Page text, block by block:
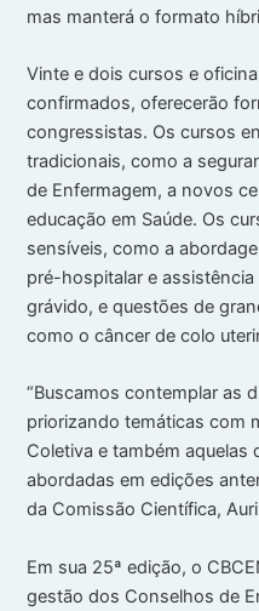
mas manterá o formato
Vinte e dois cursos e
confirmados, oferecerão
congressistas. Os cursos
tradicionais, como a
de Enfermagem, a novos
educação em Saúde. Os
sensíveis, como a
pré-hospitalar e
grávido, e questões de
como o câncer de colo
“Buscamos contemplar as
priorizando temáticas com
Coletiva e também aquelas
abordadas em edições
da Comissão Científica,
Em sua 25ª edição, o
gestão dos Conselhos de